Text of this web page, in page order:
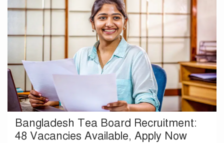
Bangladesh Tea Board Recruitment:
48 Vacancies Available, Apply Now